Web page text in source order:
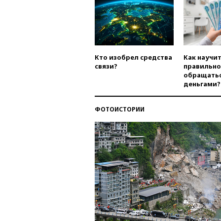
Кто изобрел средства
связи?
Как
правильно
деньгами?
ФОТОИСТОРИИ